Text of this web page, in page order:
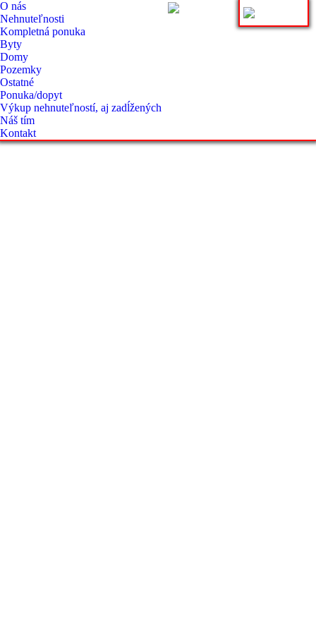
O nás
Nehnuteľnosti
Kompletná ponuka
Byty
Domy
Pozemky
Ostatné
Ponuka/dopyt
Výkup nehnuteľností, aj zadĺžených
Náš tím
Kontakt